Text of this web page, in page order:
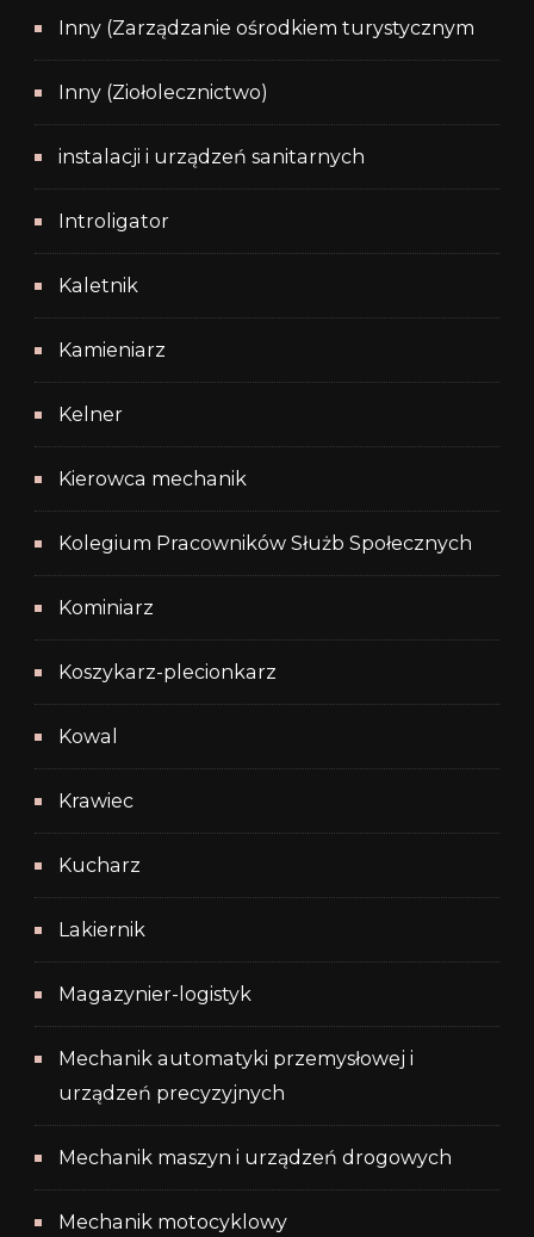
Inny (Zarządzanie ośrodkiem turystycznym
Inny (Ziołolecznictwo)
instalacji i urządzeń sanitarnych
Introligator
Kaletnik
Kamieniarz
Kelner
Kierowca mechanik
Kolegium Pracowników Służb Społecznych
Kominiarz
Koszykarz-plecionkarz
Kowal
Krawiec
Kucharz
Lakiernik
Magazynier-logistyk
Mechanik automatyki przemysłowej i
urządzeń precyzyjnych
Mechanik maszyn i urządzeń drogowych
Mechanik motocyklowy